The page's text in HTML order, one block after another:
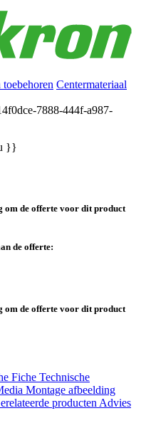
Centermateriaal
}}
om de offerte voor dit product
de offerte:
om de offerte voor dit product
Fiche Technische
Montage afbeelding
producten Advies